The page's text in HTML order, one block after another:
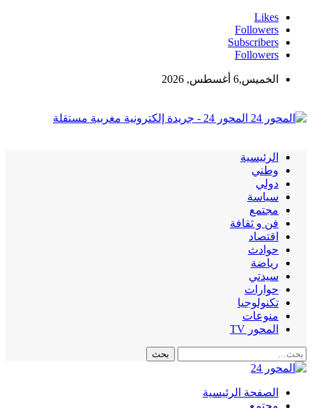
Likes
Followers
Subscribers
Followers
الخميس,6 أغسطس, 2026
المحور 24 - جريدة إلكترونية مغربية مستقلة
الرئيسية
وطني
دولي
سياسة
مجتمع
فن و ثقافة
اقتصاد
حوادث
رياضة
سيدتي
حوارات
تكنولوجيا
منوعات
المحور TV
الصفحة الرئيسية
مجتمع